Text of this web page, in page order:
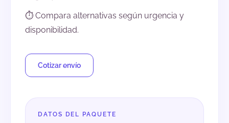
⏱️ Compara alternativas según urgencia y
disponibilidad.
Cotizar envío
DATOS DEL PAQUETE